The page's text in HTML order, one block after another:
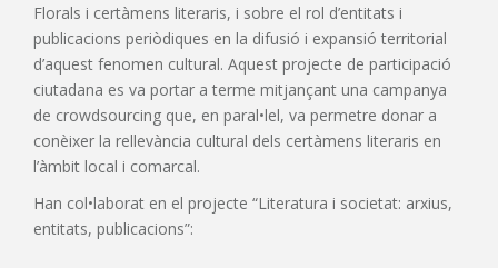
Florals i certàmens literaris, i sobre el rol d’entitats i
publicacions periòdiques en la difusió i expansió territorial
d’aquest fenomen cultural. Aquest projecte de participació
ciutadana es va portar a terme mitjançant una campanya
de crowdsourcing que, en paral•lel, va permetre donar a
conèixer la rellevància cultural dels certàmens literaris en
l’àmbit local i comarcal.
Han col•laborat en el projecte “Literatura i societat: arxius,
entitats, publicacions”: